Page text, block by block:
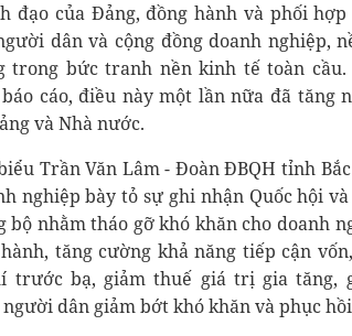
đạo của Đảng, đồng hành và phối
dân và cộng đồng doanh nghiệp,
trong bức tranh nền kinh tế toàn
cáo, điều này một lần nữa đã tăng
và Nhà nước.
Trần Văn Lâm - Đoàn ĐBQH tỉnh
nghiệp bày tỏ sự ghi nhận Quốc hội
bộ nhằm tháo gỡ khó khăn cho doanh
tăng cường khả năng tiếp cận
trước bạ, giảm thuế giá trị gia tăng,
dân giảm bớt khó khăn và phục